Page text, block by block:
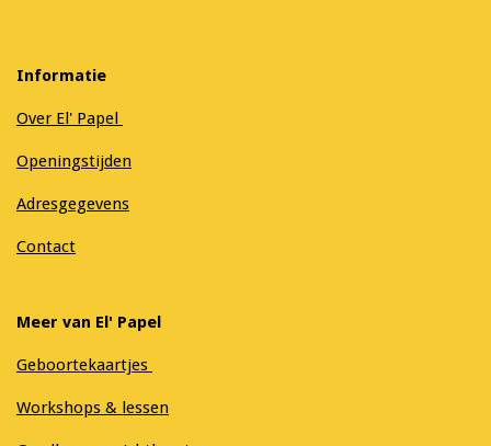
Informatie
Over El' Papel
Openingstijden
Adresgegevens
Contact
Meer van El' Papel
Geboortekaartjes
Workshops & lessen